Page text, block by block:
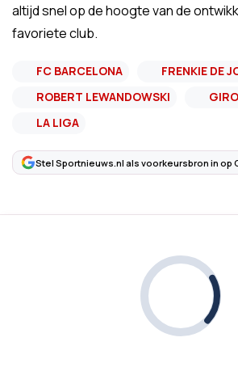
altijd snel op de hoogte van de
favoriete club.
FC BARCELONA
FRENKIE DE
ROBERT LEWANDOWSKI
LA LIGA
Stel Sportnieuws.nl als voorkeursbron in op